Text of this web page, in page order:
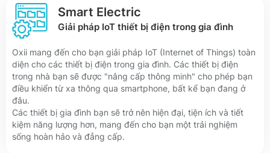
Smart Electric
Giải pháp IoT thiết bị điện trong gia đình
Oxii mang đến cho bạn giải pháp IoT (Internet of Things) toàn
diện cho các thiết bị điện trong gia đình. Các thiết bị điện
trong nhà bạn sẽ được "nâng cấp thông minh" cho phép bạn
điều khiển từ xa thông qua smartphone, bất kể bạn đang ở
đâu.
Các thiết bị gia đình bạn sẽ trở nên hiện đại, tiện ích và tiết
kiệm năng lượng hơn, mang đến cho bạn một trải nghiệm
sống hoàn hảo và đẳng cấp.